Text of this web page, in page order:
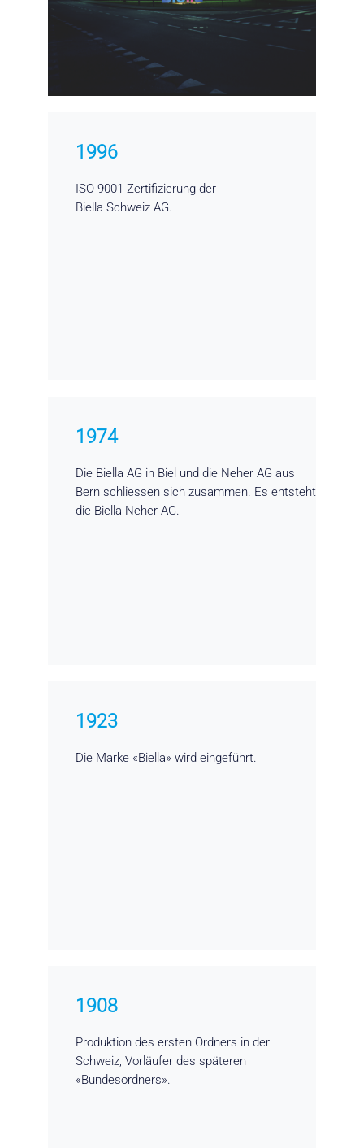
1996
ISO-9001-Zertifizierung der
Biella Schweiz AG.
1974
Die Biella AG in Biel und die Neher AG aus
Bern schliessen sich zusammen. Es entsteht
die Biella-Neher AG.
1923
Die Marke «Biella» wird eingeführt.
1908
Produktion des ersten Ordners in der
Schweiz, Vorläufer des späteren
«Bundesordners».